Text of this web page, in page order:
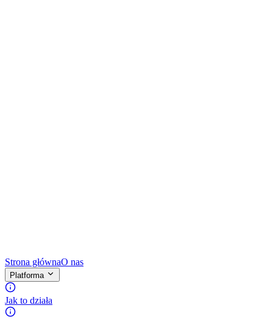
Strona głównaO nas
Platforma
Jak to działa